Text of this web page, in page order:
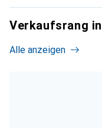
Verkaufsrang
Alle anzeigen